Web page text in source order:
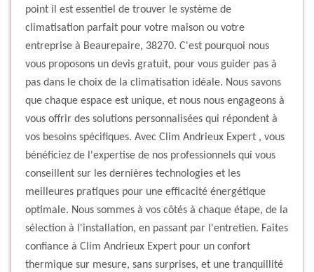
point il est essentiel de trouver le système de
climatisation parfait pour votre maison ou votre
entreprise à Beaurepaire, 38270. C'est pourquoi nous
vous proposons un devis gratuit, pour vous guider pas à
pas dans le choix de la climatisation idéale. Nous savons
que chaque espace est unique, et nous nous engageons à
vous offrir des solutions personnalisées qui répondent à
vos besoins spécifiques. Avec Clim Andrieux Expert , vous
bénéficiez de l'expertise de nos professionnels qui vous
conseillent sur les dernières technologies et les
meilleures pratiques pour une efficacité énergétique
optimale. Nous sommes à vos côtés à chaque étape, de la
sélection à l'installation, en passant par l'entretien. Faites
confiance à Clim Andrieux Expert pour un confort
thermique sur mesure, sans surprises, et une tranquillité